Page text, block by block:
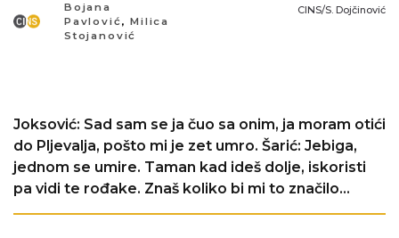
Bojana
Pavlović,Milica
Stojanović
CINS/S. Dojčinović
Joksović: Sad sam se ja čuo sa onim, ja moram otići
do Pljevalja, pošto mi je zet umro. Šarić: Jebiga,
jednom se umire. Taman kad ideš dolje, iskoristi
pa vidi te rođake. Znaš koliko bi mi to značilo…